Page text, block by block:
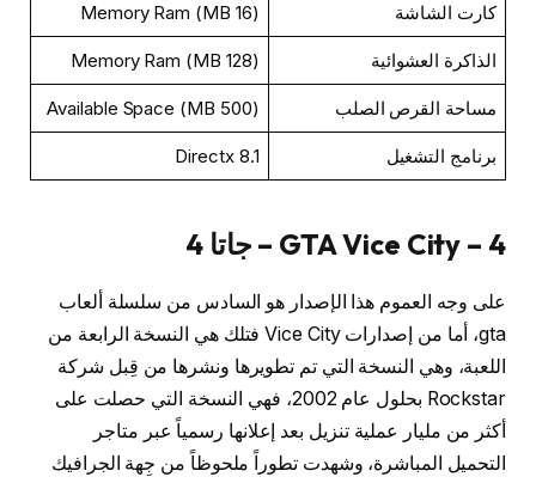
كارت الشاشة (16 MB) Memory Ram
الذاكرة العشوائية (128 MB) Memory Ram
مساحة القرص الصلب (500 MB) Available Space
برنامج التشغيل Directx 8.1
4 – GTA Vice City – جاتا 4
على وجه العموم هذا الإصدار هو السادس من سلسلة ألعاب
gta، أما من إصدارات Vice City فتلك هي النسخة الرابعة من
اللعبة، وهي النسخة التي تم تطويرها ونشرها من قِبل شركة
Rockstar بحلول عام 2002، فهي النسخة التي حصلت على
أكثر من مليار عملية تنزيل بعد إعلانها رسمياً عبر متاجر
التحميل المباشرة، وشهدت تطوراً ملحوظاً من جِهة الجرافيك